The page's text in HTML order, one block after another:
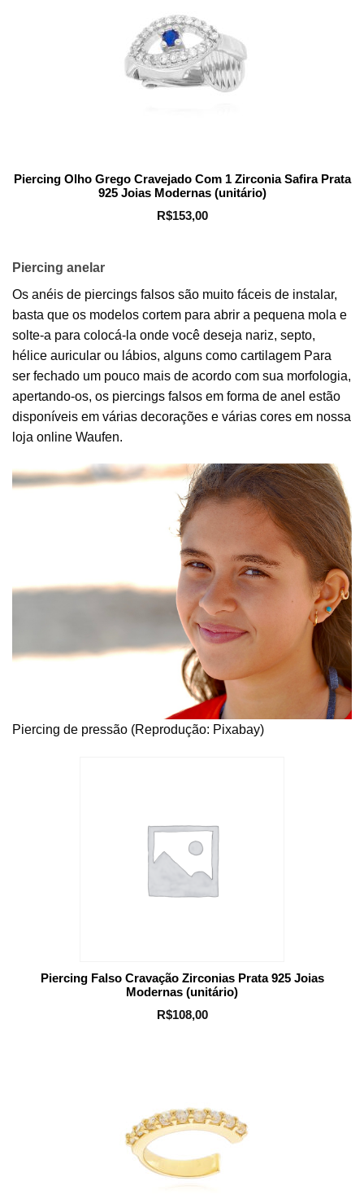
Piercing Olho Grego Cravejado Com 1 Zirconia Safira Prata
925 Joias Modernas (unitário)
R$153,00
Piercing anelar
Os anéis de piercings falsos são muito fáceis de instalar,
basta que os modelos cortem para abrir a pequena mola e
solte-a para colocá-la onde você deseja nariz, septo,
hélice auricular ou lábios, alguns como cartilagem Para
ser fechado um pouco mais de acordo com sua morfologia,
apertando-os, os piercings falsos em forma de anel estão
disponíveis em várias decorações e várias cores em nossa
loja online Waufen.
Piercing de pressão (Reprodução: Pixabay)
Piercing Falso Cravação Zirconias Prata 925 Joias
Modernas (unitário)
R$108,00